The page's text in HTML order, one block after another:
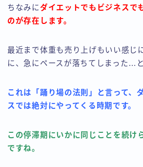
ちなみに ダイエットでもビジネスで
のが存在します。
最近まで体重も売り上げもいい感じ
に、急にペースが落ちてしまった…
これは「踊り場の法則」と言って、
スでは絶対にやってくる時期です。
この停滞期にいかに同じことを続け
ですね。